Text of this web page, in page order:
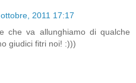
2011 17:17
che va allunghiamo di qualche
giudici fitri noi! :)))